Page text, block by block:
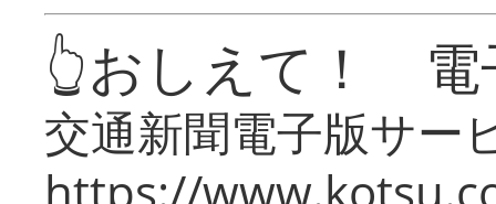
👆おしえて！ 電
交通新聞電子版サー